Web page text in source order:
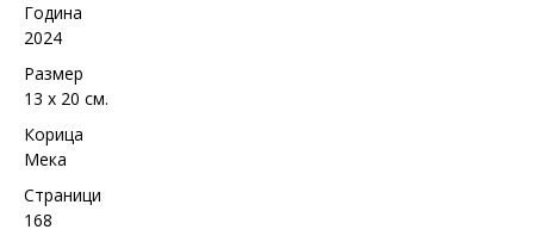
Година
2024
Размер
13 х 20 см.
Корица
Мека
Страници
168